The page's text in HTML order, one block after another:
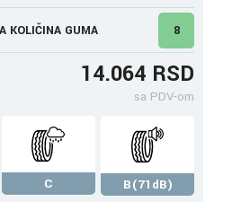
KOLIČINA GUMA 8
14.064 RSD
sa PDV-om
C
B(71dB)